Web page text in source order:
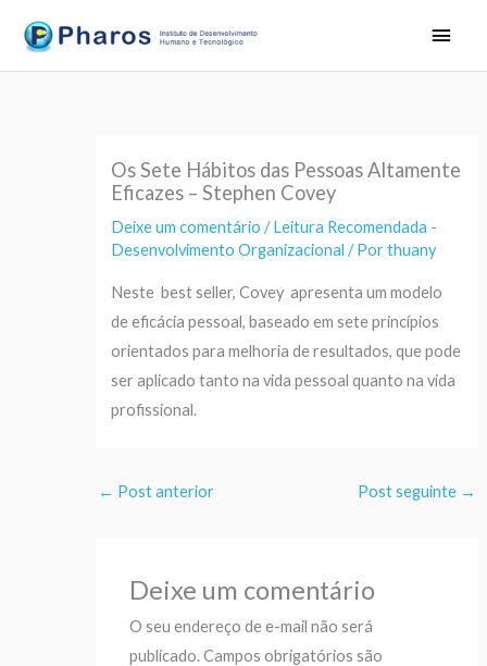
para
o
Os Sete Hábitos das Pessoas Altamente
Eficazes – Stephen Covey
Deixe um comentário /Leitura Recomendada -
Desenvolvimento Organizacional / Porthuany
Neste best seller, Covey apresenta um modelo
de eficácia pessoal, baseado em sete princípios
orientados para melhoria de resultados, que pode
ser aplicado tanto na vida pessoal quanto na vida
profissional.
← Post anterior Post seguinte →
Deixe um comentário
O seu endereço de e-mail não será
publicado.Campos obrigatórios são